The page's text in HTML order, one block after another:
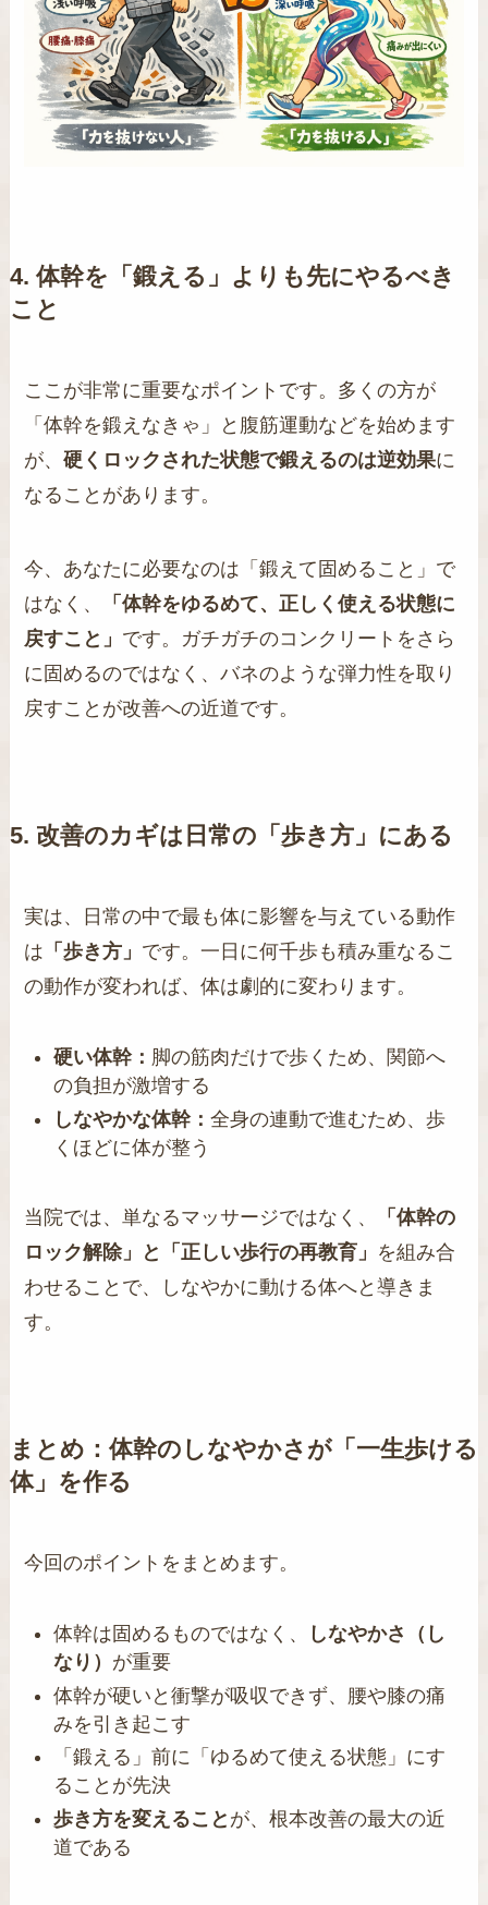
4. 体幹を「鍛える」よりも先にやるべき
こと
ここが非常に重要なポイントです。多くの方が
「体幹を鍛えなきゃ」と腹筋運動などを始めます
が、硬くロックされた状態で鍛えるのは逆効果に
なることがあります。
今、あなたに必要なのは「鍛えて固めること」で
はなく、
「体幹をゆるめて、正しく使える状態に
戻すこと」 です。ガチガチのコンクリートをさら
に固めるのではなく、バネのような弾力性を取り
戻すことが改善への近道です。
5. 改善のカギは日常の「歩き方」にある
実は、日常の中で最も体に影響を与えている動作
は 「歩き方」 です。一日に何千歩も積み重なるこ
の動作が変われば、体は劇的に変わります。
硬い体幹： 脚の筋肉だけで歩くため、関節へ
の負担が激増する
しなやかな体幹：全身の連動で進むため、歩
くほどに体が整う
当院では、単なるマッサージではなく、
「体幹の
ロック解除」と「正しい歩行の再教育」 を組み合
わせることで、しなやかに動ける体へと導きま
す。
まとめ：体幹のしなやかさが「一生歩ける
体」を作る
今回のポイントをまとめます。
体幹は固めるものではなく、
しなやかさ（し
なり） が重要
体幹が硬いと衝撃が吸収できず、腰や膝の痛
みを引き起こす
「鍛える」前に「ゆるめて使える状態」にす
ることが先決
歩き方を変えること が、根本改善の最大の近
道である